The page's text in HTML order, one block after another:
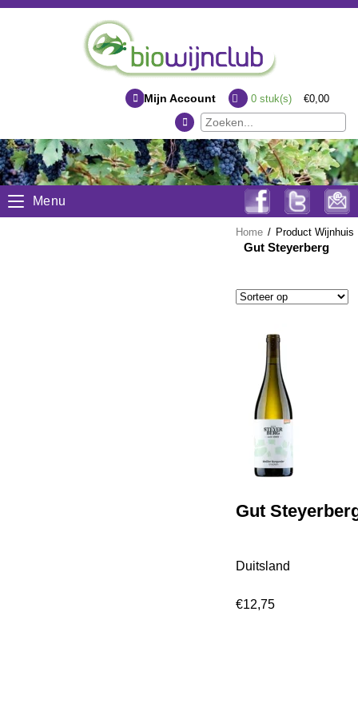
Mijn Account 0stuk(s) €0,00
Menu
Home / Product Wijnhuis
Gut Steyerberg
Gut
Duitsland
€12,75